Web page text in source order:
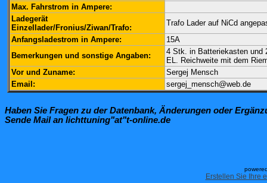
Max. Fahrstrom in Ampere:
Ladegerät
Einzellader/Fronius/Ziwan/Trafo:
Trafo Lader auf NiCd
Anfangsladestrom in Ampere:
15A
Bemerkungen und sonstige Angaben:
4 Stk. in Batteriekasten und
EL. Reichweite mit dem
Vor und Zuname:
Sergej Mensch
Email:
sergej_mensch@web.de
Haben Sie Fragen zu der Datenbank, Änderungen oder
Sende Mail an lichttuning"at"t-online.de
Erstellen Sie Ihre